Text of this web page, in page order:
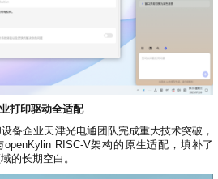
打印驱动全适配
备企业天津光电通团队完成重大技术突破，
RISC-V架构的原生适配，填补了
的长期空白。